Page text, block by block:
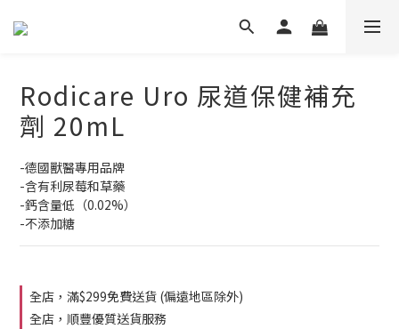
Rodicare Uro 尿道保健補充
劑 20mL
-德國獸醫專用品牌
-含有利尿莓和草藥
-鈣含量低（0.02%）
-不添加糖
全店，滿$299免費送貨 (偏遠地區除外)
全店，順豐優質送貨服務